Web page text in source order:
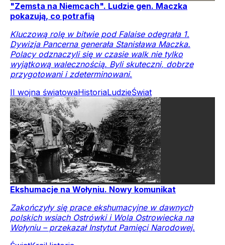
"Zemsta na Niemcach". Ludzie gen. Maczka
pokazują, co potrafią
Kluczową rolę w bitwie pod Falaise odegrała 1.
Dywizja Pancerna generała Stanisława Maczka.
Polacy odznaczyli się w czasie walk nie tylko
wyjątkową walecznością. Byli skuteczni, dobrze
przygotowani i zdeterminowani.
II wojna światowaHistoriaLudzieŚwiat
Ekshumacje na Wołyniu. Nowy komunikat
Zakończyły się prace ekshumacyjne w dawnych
polskich wsiach Ostrówki i Wola Ostrowiecka na
Wołyniu – przekazał Instytut Pamięci Narodowej.